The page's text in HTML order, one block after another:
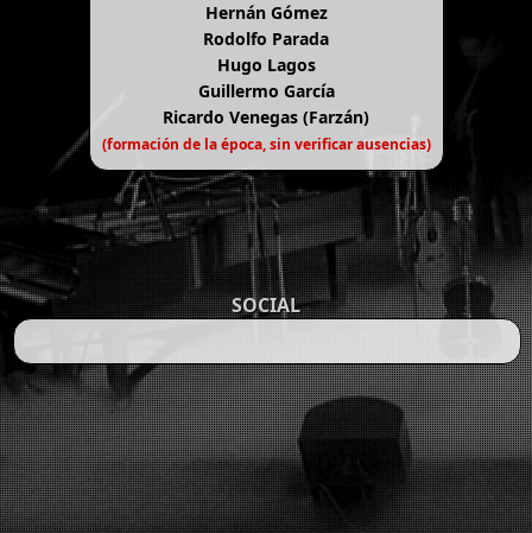
Hernán Gómez
Rodolfo Parada
Hugo Lagos
Guillermo García
Ricardo Venegas (Farzán)
(formación de la época, sin verificar ausencias)
SOCIAL